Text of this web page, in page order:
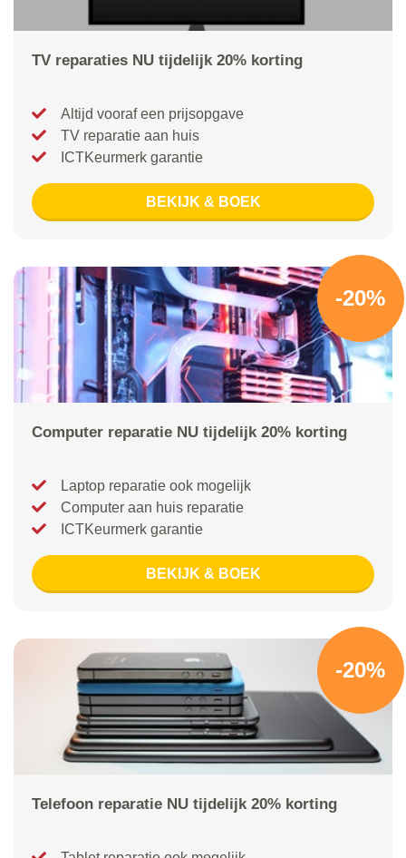
TV reparaties NU tijdelijk 20% korting
Altijd vooraf een prijsopgave
TV reparatie aan huis
ICTKeurmerk garantie
BEKIJK & BOEK
-20%
Computer reparatie NU tijdelijk 20% korting
Laptop reparatie ook mogelijk
Computer aan huis reparatie
ICTKeurmerk garantie
BEKIJK & BOEK
-20%
Telefoon reparatie NU tijdelijk 20% korting